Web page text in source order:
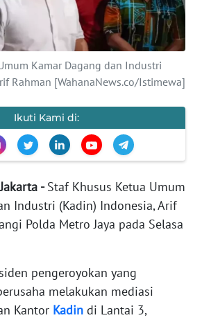
Kamar Dagang dan Industri
Rahman [WahanaNews.co/Istimewa]
Ikuti Kami di:
-Staf Khusus Ketua Umum
Industri (Kadin) Indonesia, Arif
Polda Metro Jaya pada Selasa
pengeroyokan yang
melakukan mediasi
Kantor Kadin di Lantai 3,